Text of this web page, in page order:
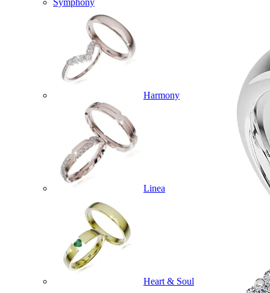
Harmony
Linea
Heart & Soul